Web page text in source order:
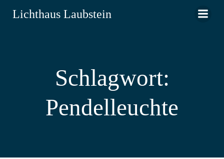
Lichthaus Laubstein
Schlagwort:
Pendelleuchte